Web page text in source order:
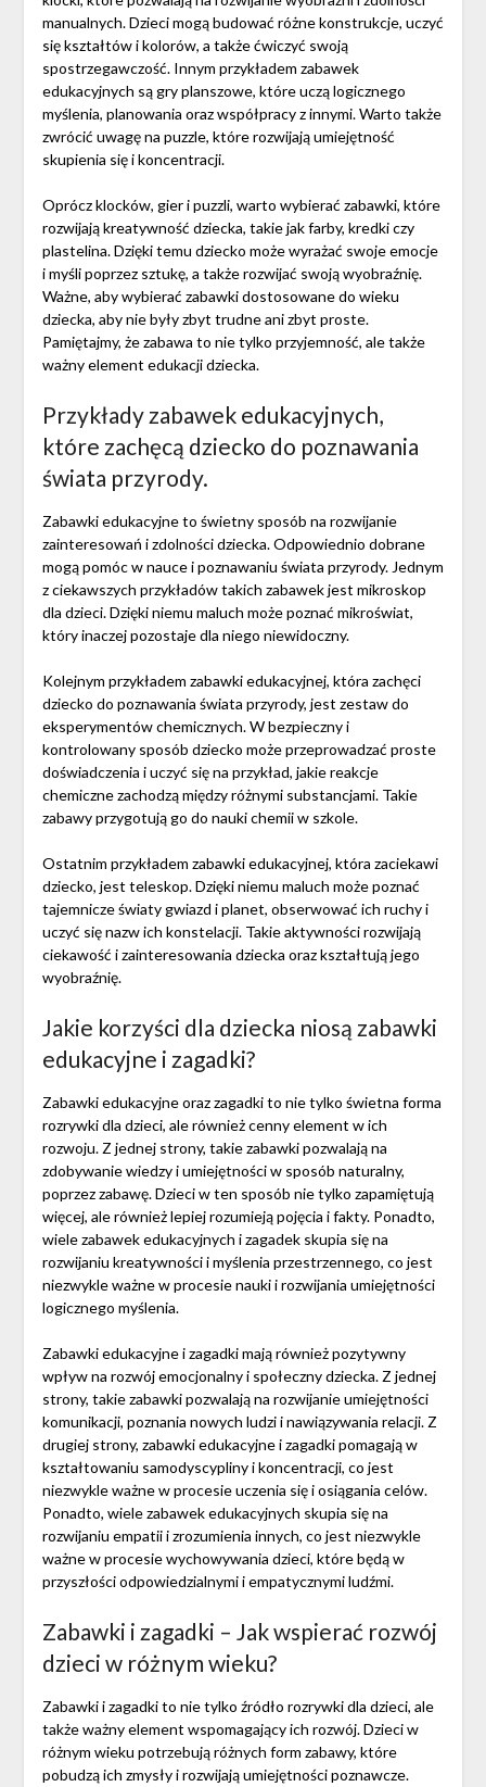
manualnych. Dzieci mogą budować różne konstrukcje, uczyć
się kształtów i kolorów, a także ćwiczyć swoją
spostrzegawczość. Innym przykładem zabawek
edukacyjnych są gry planszowe, które uczą logicznego
myślenia, planowania oraz współpracy z innymi. Warto także
zwrócić uwagę na puzzle, które rozwijają umiejętność
skupienia się i koncentracji.
Oprócz klocków, gier i puzzli, warto wybierać zabawki, które
rozwijają kreatywność dziecka, takie jak farby, kredki czy
plastelina. Dzięki temu dziecko może wyrażać swoje emocje
i myśli poprzez sztukę, a także rozwijać swoją wyobraźnię.
Ważne, aby wybierać zabawki dostosowane do wieku
dziecka, aby nie były zbyt trudne ani zbyt proste.
Pamiętajmy, że zabawa to nie tylko przyjemność, ale także
ważny element edukacji dziecka.
Przykłady zabawek edukacyjnych,
które zachęcą dziecko do poznawania
świata przyrody.
Zabawki edukacyjne to świetny sposób na rozwijanie
zainteresowań i zdolności dziecka. Odpowiednio dobrane
mogą pomóc w nauce i poznawaniu świata przyrody. Jednym
z ciekawszych przykładów takich zabawek jest mikroskop
dla dzieci. Dzięki niemu maluch może poznać mikroświat,
który inaczej pozostaje dla niego niewidoczny.
Kolejnym przykładem zabawki edukacyjnej, która zachęci
dziecko do poznawania świata przyrody, jest zestaw do
eksperymentów chemicznych. W bezpieczny i
kontrolowany sposób dziecko może przeprowadzać proste
doświadczenia i uczyć się na przykład, jakie reakcje
chemiczne zachodzą między różnymi substancjami. Takie
zabawy przygotują go do nauki chemii w szkole.
Ostatnim przykładem zabawki edukacyjnej, która zaciekawi
dziecko, jest teleskop. Dzięki niemu maluch może poznać
tajemnicze światy gwiazd i planet, obserwować ich ruchy i
uczyć się nazw ich konstelacji. Takie aktywności rozwijają
ciekawość i zainteresowania dziecka oraz kształtują jego
wyobraźnię.
Jakie korzyści dla dziecka niosą zabawki
edukacyjne i zagadki?
Zabawki edukacyjne oraz zagadki to nie tylko świetna forma
rozrywki dla dzieci, ale również cenny element w ich
rozwoju. Z jednej strony, takie zabawki pozwalają na
zdobywanie wiedzy i umiejętności w sposób naturalny,
poprzez zabawę. Dzieci w ten sposób nie tylko zapamiętują
więcej, ale również lepiej rozumieją pojęcia i fakty. Ponadto,
wiele zabawek edukacyjnych i zagadek skupia się na
rozwijaniu kreatywności i myślenia przestrzennego, co jest
niezwykle ważne w procesie nauki i rozwijania umiejętności
logicznego myślenia.
Zabawki edukacyjne i zagadki mają również pozytywny
wpływ na rozwój emocjonalny i społeczny dziecka. Z jednej
strony, takie zabawki pozwalają na rozwijanie umiejętności
komunikacji, poznania nowych ludzi i nawiązywania relacji. Z
drugiej strony, zabawki edukacyjne i zagadki pomagają w
kształtowaniu samodyscypliny i koncentracji, co jest
niezwykle ważne w procesie uczenia się i osiągania celów.
Ponadto, wiele zabawek edukacyjnych skupia się na
rozwijaniu empatii i zrozumienia innych, co jest niezwykle
ważne w procesie wychowywania dzieci, które będą w
przyszłości odpowiedzialnymi i empatycznymi ludźmi.
Zabawki i zagadki – Jak wspierać rozwój
dzieci w różnym wieku?
Zabawki i zagadki to nie tylko źródło rozrywki dla dzieci, ale
także ważny element wspomagający ich rozwój. Dzieci w
różnym wieku potrzebują różnych form zabawy, które
pobudzą ich zmysły i rozwijają umiejętności poznawcze.